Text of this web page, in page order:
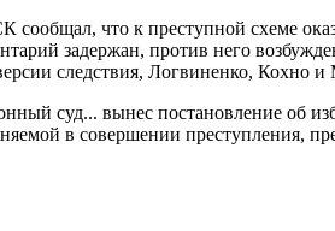
сообщал, что к преступной схеме
задержан, против него
следствия, Логвиненко, Кохно
суд... вынес постановление об
в совершении преступления,